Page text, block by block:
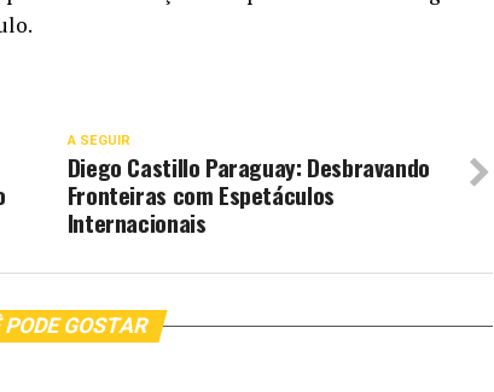
A SEGUIR
Diego Castillo Paraguay: Desbravando
Fronteiras com Espetáculos
Internacionais
PODE GOSTAR